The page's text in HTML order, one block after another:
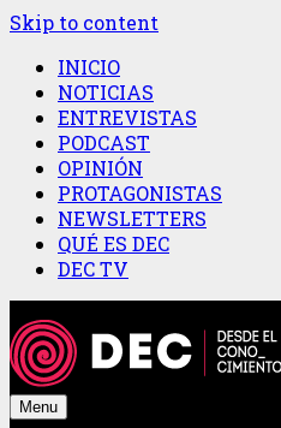
Skip to content
INICIO
NOTICIAS
ENTREVISTAS
PODCAST
OPINIÓN
PROTAGONISTAS
NEWSLETTERS
QUÉ ES DEC
DEC TV
Menu